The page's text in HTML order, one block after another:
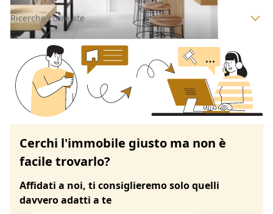
Ricerche correlate
Cerchi l'immobile giusto ma non è
facile trovarlo?
Affidati a noi, ti consiglieremo solo quelli
davvero adatti a te